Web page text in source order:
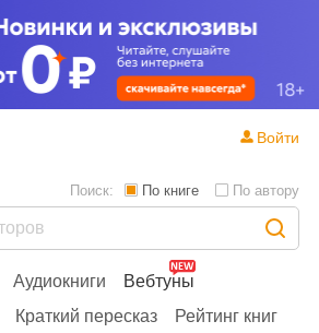
Аудиокниги
Вебтуны
Краткий пересказ
Рейтинг книг
Поиск: По книге По автору
Войти